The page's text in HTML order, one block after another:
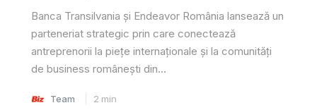
Banca Transilvania și Endeavor România lansează un
parteneriat strategic prin care conectează
antreprenorii la piețe internaționale și la comunități
de business românești din...
Team 2 min